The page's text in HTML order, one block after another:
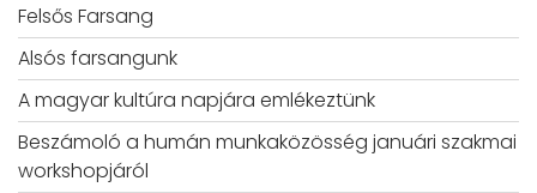
Felsős Farsang
Alsós farsangunk
A magyar kultúra napjára emlékeztünk
Beszámoló a humán munkaközösség januári szakmai
workshopjáról